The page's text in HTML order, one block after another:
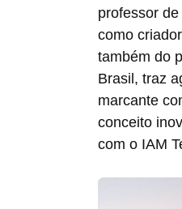
professor
como
também do
Brasil, traz
marcante
conceito
com o IAM